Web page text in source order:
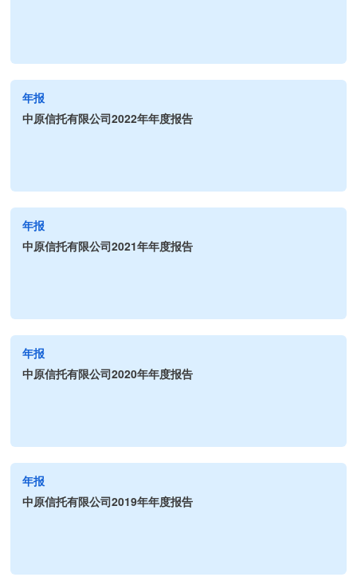
年报
中原信托有限公司2022年年度报告
年报
中原信托有限公司2021年年度报告
年报
中原信托有限公司2020年年度报告
年报
中原信托有限公司2019年年度报告